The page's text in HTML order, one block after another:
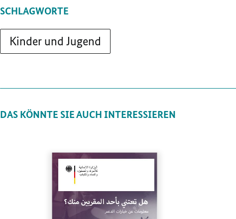
SCHLAGWORTE
Kinder und Jugend
DAS KÖNNTE SIE AUCH INTERESSIEREN